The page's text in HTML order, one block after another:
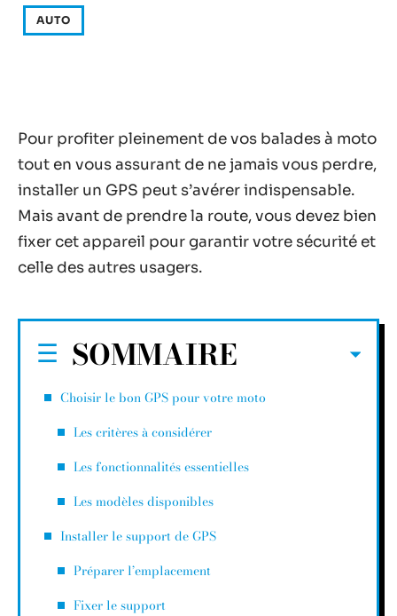
AUTO
Pour profiter pleinement de vos balades à moto
tout en vous assurant de ne jamais vous perdre,
installer un GPS peut s’avérer indispensable.
Mais avant de prendre la route, vous devez bien
fixer cet appareil pour garantir votre sécurité et
celle des autres usagers.
SOMMAIRE
Choisir le bon GPS pour votre moto
Les critères à considérer
Les fonctionnalités essentielles
Les modèles disponibles
Installer le support de GPS
Préparer l’emplacement
Fixer le support